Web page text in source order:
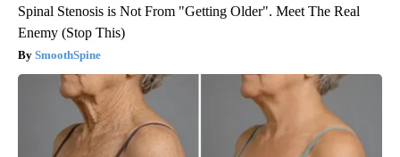
Spinal Stenosis is Not From "Getting Older". Meet The Real
Enemy (Stop This)
SmoothSpine